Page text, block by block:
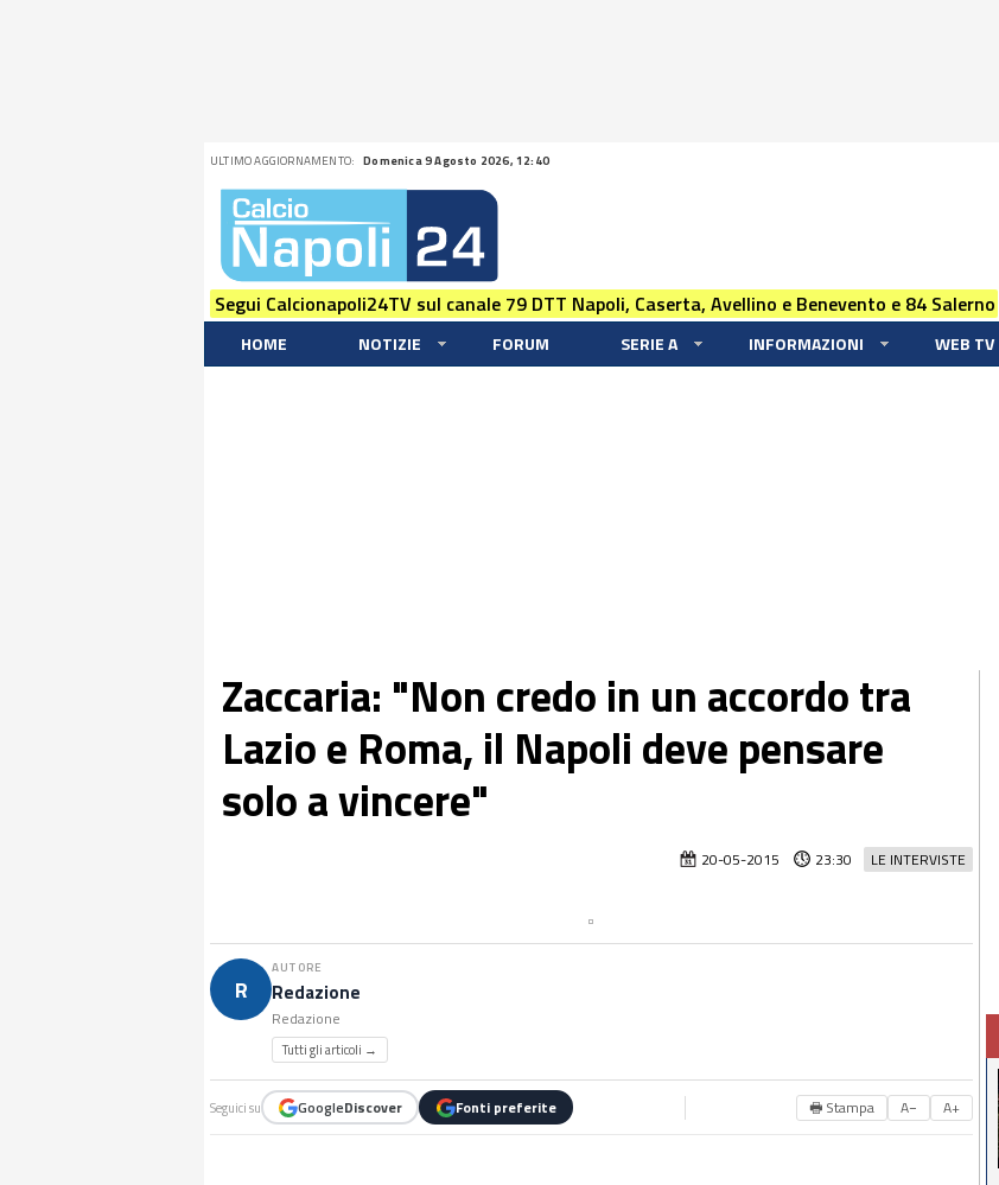
ULTIMO AGGIORNAMENTO: Domenica 9 Agosto 2026, 12:40
Segui Calcionapoli24TV sul canale 79 DTT Napoli, Caserta, Avellino e Benevento e 84 Salerno
HOME NOTIZIE FORUM SERIE A INFORMAZIONI WEB TV
Zaccaria: "Non credo in un accordo tra
Lazio e Roma, il Napoli deve pensare
solo a vincere"
LE INTERVISTE
20-05-2015 23:30
R
AUTORE
Redazione
Redazione
Tutti gli articoli →
Seguici su GoogleDiscover Fonti preferite 🖶 Stampa A− A+